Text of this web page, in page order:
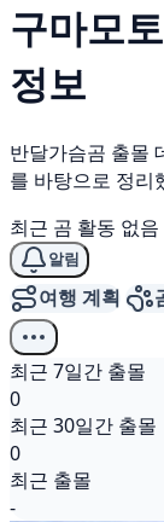
구마모
정보
반달가슴곰 출몰
를 바탕으로 정리
최근 곰 활동 없음
알림
여행 계획
최근 7일간 출몰
0
최근 30일간 출몰
0
최근 출몰
-